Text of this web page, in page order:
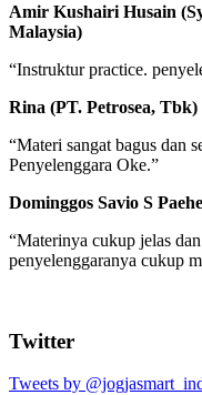
Amir Kushairi Husain
Malaysia)
“Instruktur practice.
Rina (PT. Petrosea, Tbk)
“Materi sangat bagus dan
Penyelenggara Oke.”
Dominggos Savio S
“Materinya cukup jelas
penyelenggaranya cukup
Twitter
Tweets by